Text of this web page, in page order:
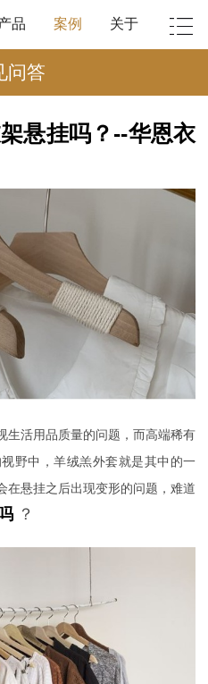
品 案例 关于
问答
悬挂吗？--华恩衣
生活用品质量的问题，而高端稀有
野中，羊绒羔外套就是其中的一
在悬挂之后出现变形的问题，难道
？